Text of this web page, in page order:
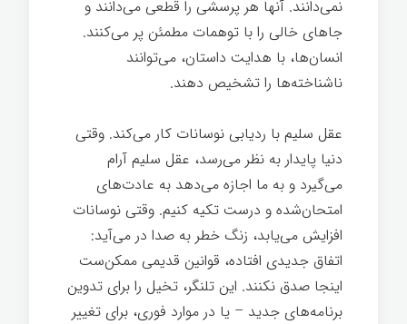
نمی‌دانند. آنها هر پرسشی را قطعی می‌دانند و
جاهای خالی را با توهمات مطمئن پر می‌کنند.
انسان‌ها، با هدایت داستان، می‌توانند
ناشناخته‌ها را تشخیص دهند.
عقل سلیم با ردیابی نوسانات کار می‌کند. وقتی
دنیا پایدار به نظر می‌رسد، عقل سلیم آرام
می‌گیرد و به ما اجازه می‌دهد به عادت‌های
امتحان‌شده و درست تکیه کنیم. وقتی نوسانات
افزایش می‌یابد، زنگ خطر به صدا در می‌آید:
اتفاق جدیدی افتاده، قوانین قدیمی ممکن‌ست
اینجا صدق نکنند. این تلنگر، تخیل را برای تدوین
برنامه‌های جدید – یا در موارد فوری، برای تغییر